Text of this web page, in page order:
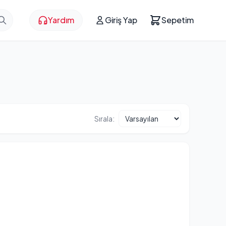
Yardım Giriş Yap Sepetim
Sırala: